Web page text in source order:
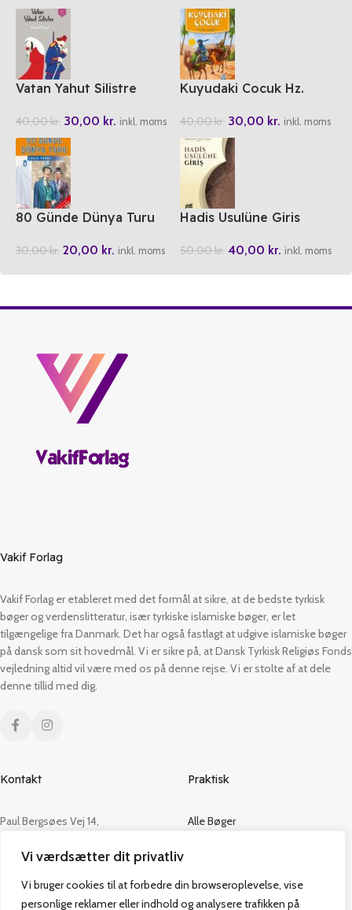
Vi værdsætter dit privatliv
Vi bruger cookies til at forbedre din browseroplevelse, vise
personlige reklamer eller indhold og analysere trafikken på
Vatan Yahut Silistre
40,00kr. 30,00 kr. inkl. moms
Kuyudaki Cocuk Hz.
40,00kr. 30,00 kr. inkl. moms
80 Günde Dünya Turu
30,00kr. 20,00 kr. inkl. moms
Hadis Usulüne Giris
50,00kr. 40,00 kr. inkl. moms
Vakif Forlag
Vakif Forlag er etableret med det formål at sikre, at de bedste tyrkisk
bøger og verdenslitteratur, især tyrkiske islamiske bøger, er let
tilgængelige fra Danmark. Det har også fastlagt at udgive islamiske bøger
på dansk som sit hovedmål. Vi er sikre på, at Dansk Tyrkisk Religiøs Fonds
vejledning altid vil være med os på denne rejse. Vi er stolte af at dele
denne tillid med dig.
Kontakt
Paul Bergsøes Vej 14,
CVR: 42813915
admin@vakifforlag.dk
+45 26 24 2354
Praktisk
Alle Bøger
Kontakt